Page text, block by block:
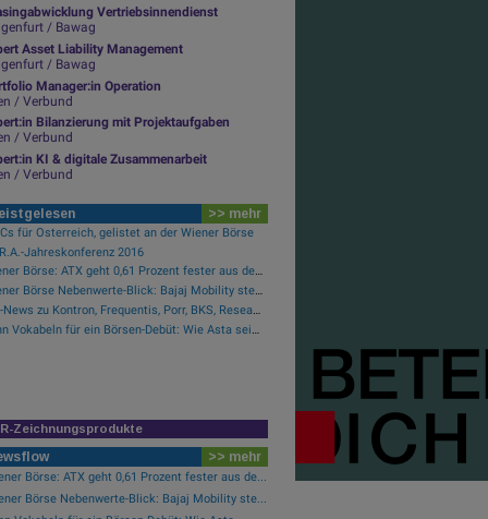
Vertriebsinnendienst
/ Bawag
Asset Liability Management
/ Bawag
Manager:in Operation
/ Verbund
Bilanzierung mit Projektaufgaben
/ Verbund
KI & digitale Zusammenarbeit
/ Verbund
>> mehr
für Österreich, gelistet an der Wiener Börse
Jahreskonferenz 2016
Wiener Börse: ATX geht 0,61 Prozent fester aus der Donnerstag-Sitzung
Wiener Börse Nebenwerte-Blick: Bajaj Mobility steigt bei hohen Umsätzen mehr als 10 Prozent
PIR-News zu Kontron, Frequentis, Porr, BKS, Research zu Erste Group, Verbund (Christine Petzwinkler)
Zehn Vokabeln für ein Börsen-Debüt: Wie Asta sein Geschäftsmodell erklärt (Podcast)
Zeichnungsprodukte
>> mehr
Börse: ATX geht 0,61 Prozent fester aus de...
Börse Nebenwerte-Blick: Bajaj Mobility ste...